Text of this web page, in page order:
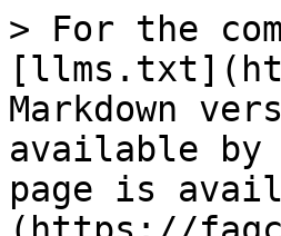
> For the
Markdown
available by
page is